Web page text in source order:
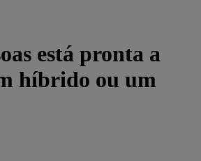
está pronta a
híbrido ou um